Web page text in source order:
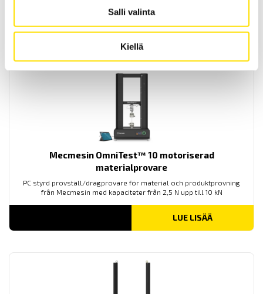
Salli valinta
Kiellä
LUE LISÄÄ
Mecmesin OmniTest™ 10 motoriserad
materialprovare
PC styrd provställ/dragprovare för material och produktprovning
från Mecmesin med kapaciteter från 2,5 N upp till 10 kN
LUE LISÄÄ